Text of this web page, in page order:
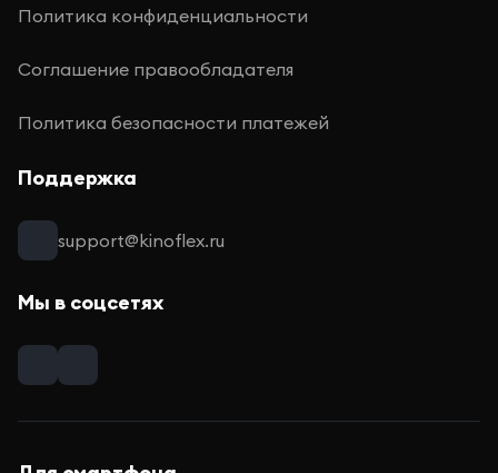
Политика конфиденциальности
Соглашение правообладателя
Политика безопасности платежей
Поддержка
support@kinoflex.ru
Мы в соцсетях